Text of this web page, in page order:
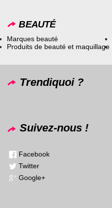
BEAUTÉ
Marques beauté
Produits de beauté et maquillage
Trendiquoi ?
Suivez-nous !
Facebook
Twitter
Google+